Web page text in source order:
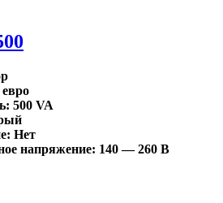
евро
: 500 VA
: Нет
напряжение: 140 — 260 В